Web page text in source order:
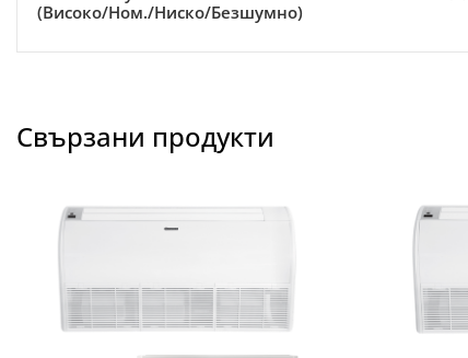
(Високо/Ном./Ниско/Безшумно)
Свързани продукти